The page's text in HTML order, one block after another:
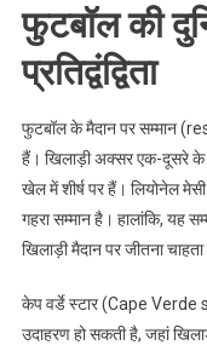
फुटबॉल की
प्रतिद्वंद्विता
फुटबॉल के मैदान पर सम्मान
हैं। खिलाड़ी अक्सर एक-दूसरे के
खेल में शीर्ष पर हैं। लियोनेल
गहरा सम्मान है। हालांकि, यह
खिलाड़ी मैदान पर जीतना
केप वर्डे स्टार (Cape Verde
उदाहरण हो सकती है, जहां